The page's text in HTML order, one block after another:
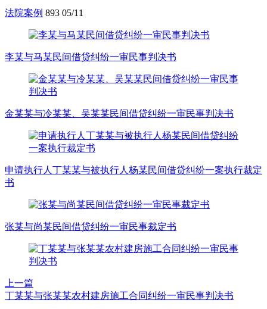
法院案例 893 05/11
李某与马某民间借贷纠纷一审民事判决书
金某某与冷某某、吴某某民间借贷纠纷一审民事判决书
申请执行人丁某某与被执行人杨某民间借贷纠纷一案执行裁定
书
张某与尚某民间借贷纠纷一审民事裁定书
上一篇
丁某某与张某某农村建房施工合同纠纷一审民事判决书